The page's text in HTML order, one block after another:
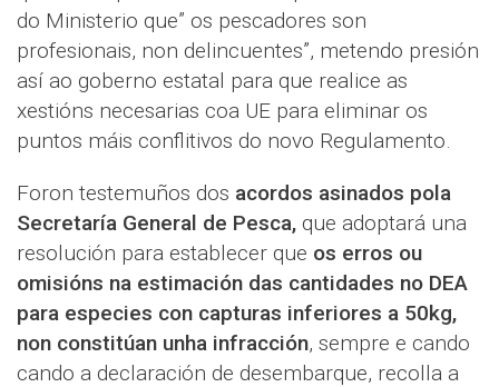
do Ministerio que” os pescadores son
profesionais, non delincuentes”, metendo presión
así ao goberno estatal para que realice as
xestións necesarias coa UE para eliminar os
puntos máis conflitivos do novo Regulamento.
Foron testemuños dos acordos asinados pola
Secretaría General de Pesca, que adoptará una
resolución para establecer que os erros ou
omisións na estimación das cantidades no DEA
para especies con capturas inferiores a 50kg,
non constitúan unha infracción, sempre e cando
cando a declaración de desembarque, recolla a